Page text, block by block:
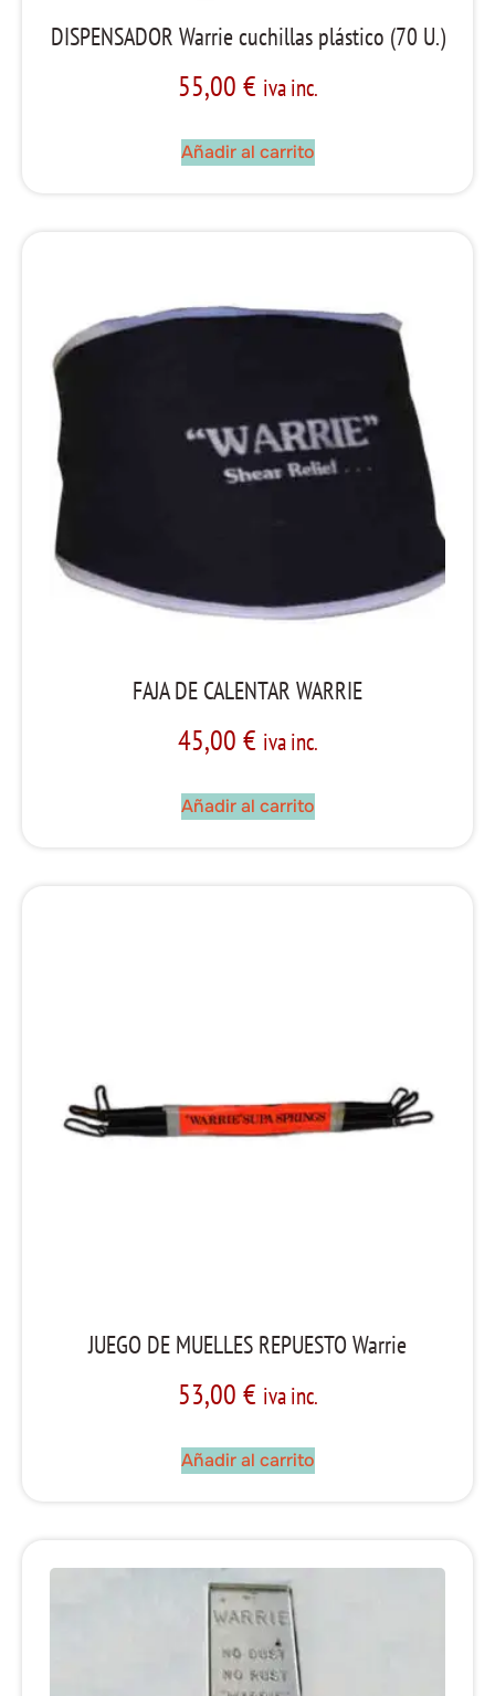
DISPENSADOR Warrie cuchillas plástico (70 U.)
55,00 € iva inc.
Añadir al carrito
FAJA DE CALENTAR WARRIE
45,00 € iva inc.
Añadir al carrito
JUEGO DE MUELLES REPUESTO Warrie
53,00 € iva inc.
Añadir al carrito